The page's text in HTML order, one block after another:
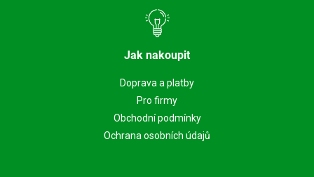
Jak nakoupit
Doprava a platby
Pro firmy
Obchodní podmínky
Ochrana osobních údajů